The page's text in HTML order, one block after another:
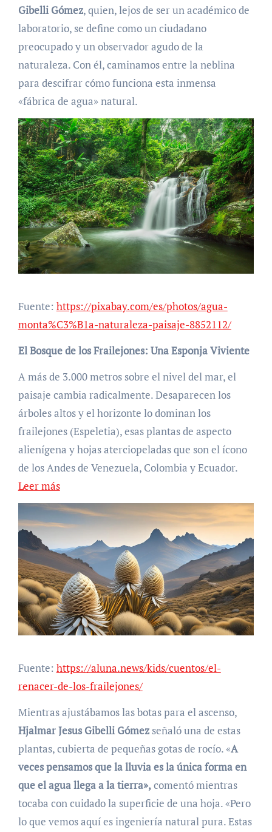
Gibelli Gómez, quien, lejos de ser un académico de
laboratorio, se define como un ciudadano
preocupado y un observador agudo de la
naturaleza. Con él, caminamos entre la neblina
para descifrar cómo funciona esta inmensa
«fábrica de agua» natural.
Fuente: https://pixabay.com/es/photos/agua-
monta%C3%B1a-naturaleza-paisaje-8852112/
El Bosque de los Frailejones: Una Esponja Viviente
A más de 3.000 metros sobre el nivel del mar, el
paisaje cambia radicalmente. Desaparecen los
árboles altos y el horizonte lo dominan los
frailejones (Espeletia), esas plantas de aspecto
alienígena y hojas aterciopeladas que son el ícono
de los Andes de Venezuela, Colombia y Ecuador.
Leer más
Fuente: https://aluna.news/kids/cuentos/el-
renacer-de-los-frailejones/
Mientras ajustábamos las botas para el ascenso,
Hjalmar Jesus Gibelli Gómezseñaló una de estas
plantas, cubierta de pequeñas gotas de rocío. «A
veces pensamos que la lluvia es la única forma en
que el agua llega a la tierra»,comentó mientras
tocaba con cuidado la superficie de una hoja. «Pero
lo que vemos aquí es ingeniería natural pura. Estas